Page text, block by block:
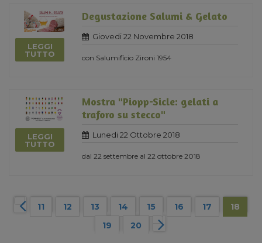
LEGGI
TUTTO
Degustazione Salumi & Gelato
Giovedi 22 Novembre 2018
con Salumificio Zironi 1954
LEGGI
TUTTO
Mostra "Piopp-Sicle: gelati a
traforo su stecco"
Lunedi 22 Ottobre 2018
dal 22 settembre al 22 ottobre 2018
11 12 13 14 15 16 17
18
19
20